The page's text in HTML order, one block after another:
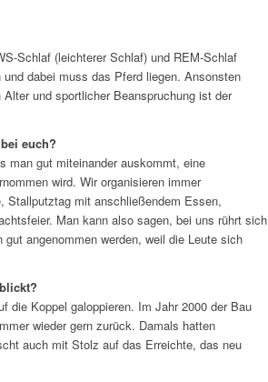
Schlaf (leichterer Schlaf) und REM-Schlaf
dabei muss das Pferd liegen. Ansonsten
und sportlicher Beanspruchung ist der
euch?
man gut miteinander auskommt, eine
wird. Wir organisieren immer
Stallputztag mit anschließendem Essen,
Man kann also sagen, bei uns rührt sich
angenommen werden, weil die Leute sich
die Koppel galoppieren. Im Jahr 2000 der Bau
wieder gern zurück. Damals hatten
auch mit Stolz auf das Erreichte, das neu